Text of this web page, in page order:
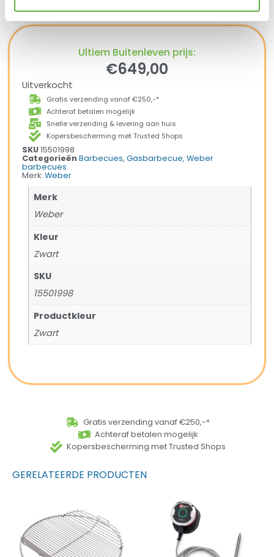
Ultiem Buitenleven prijs:
€649,00
Uitverkocht
Gratis verzending vanaf €250,-*
Achteraf betalen mogelijk
Snelle verzending & levering aan huis
Kopersbescherming met Trusted Shops
SKU15501998
Categorieën Barbecues,Gasbarbecue,Weber
barbecues
Merk:Weber
Merk
Weber
Kleur
Zwart
SKU
15501998
Productkleur
Zwart
Gratis verzending vanaf €250,-*
Achteraf betalen mogelijk
Kopersbescherming met Trusted Shops
GERELATEERDE PRODUCTEN